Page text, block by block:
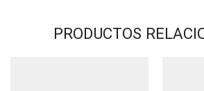
PRODUCTOS